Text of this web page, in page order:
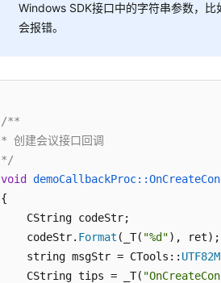
    vector<string> list = CTools::
    vector<string> temp;
participants =
if (participants == NULL)
        {
return
-1
        }
memset(participants, 0 ,
Windows SDK接口中的字符串参数，
会报错。
/**
* 创建会议接口回调
*/
void
{
    CString codeStr;
    codeStr.
Format (_T( "%d"), ret);
    string msgStr = CTools::
    CString tips = _T(